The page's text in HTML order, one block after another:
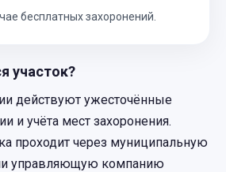
бесплатных захоронений.
участок?
действуют ужесточённые
и учёта мест захоронения.
проходит через муниципальную
управляющую компанию